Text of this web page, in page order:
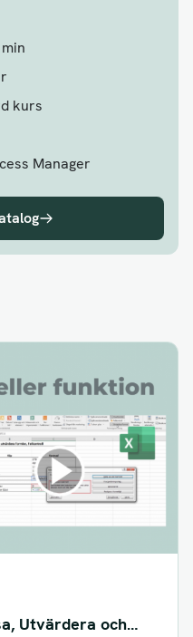
kurs
Manager
Utvärdera och